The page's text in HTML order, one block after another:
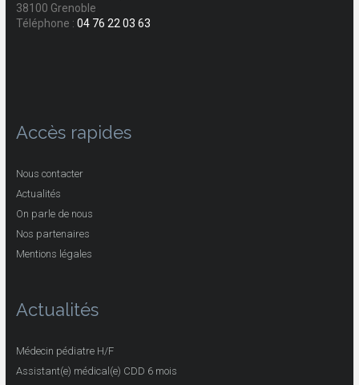
38100 Grenoble
Téléphone : 04 76 22 03 63
Accès rapides
Nous contacter
Actualités
On parle de nous
Nos partenaires
Mentions légales
Actualités
Médecin pédiatre H/F
Assistant(e) médical(e) CDD 6 mois